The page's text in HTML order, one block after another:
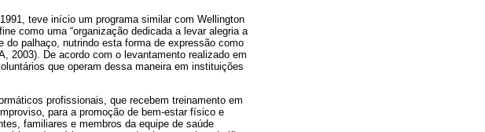
teve início um programa similar com Wellington
como uma “organização dedicada a levar alegria a
palhaço, nutrindo esta forma de expressão como
2003). De acordo com o levantamento realizado em
que operam dessa maneira em instituições
profissionais, que recebem treinamento em
para a promoção de bem-estar físico e
familiares e membros da equipe de saúde